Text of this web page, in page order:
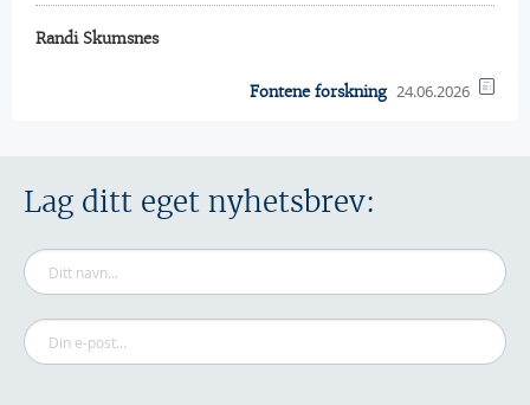
Randi Skumsnes
Fontene forskning 24.06.2026
Lag ditt eget nyhetsbrev: